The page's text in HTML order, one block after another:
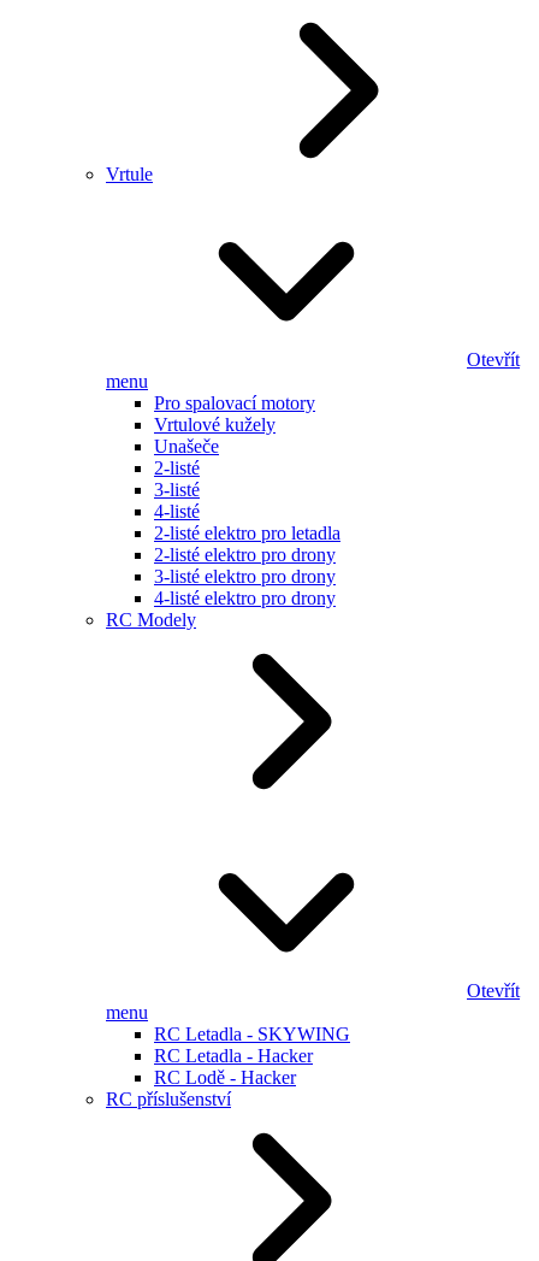
Vrtule
Otevřít
menu
Pro spalovací motory
Vrtulové kužely
Unašeče
2-listé
3-listé
4-listé
2-listé elektro pro letadla
2-listé elektro pro drony
3-listé elektro pro drony
4-listé elektro pro drony
RC Modely
Otevřít
menu
RC Letadla - SKYWING
RC Letadla - Hacker
RC Lodě - Hacker
RC příslušenství